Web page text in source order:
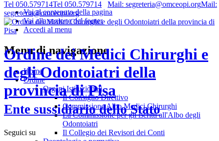
Vai al contenuto della pagina
Vai alla sezione del footer
Accedi al menu
Tel 050.579714Tel 050.579714 Mail: segreteria@omceopi.orgMail:
segreteria@omceopi.org
Ordine dei Medici Chirurghi e
degli Odontoiatri della
provincia di Pisa
Ente sussidiario dello Stato
Seguici su
Menu di navigazione
Home
Ordine
Organi Istituzionali
Il Consiglio Direttivo
Commissione Albo Medici Chirurghi
La Commissione per gli iscritti all'Albo degli
Odontoiatri
Il Collegio dei Revisori dei Conti